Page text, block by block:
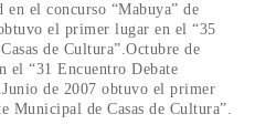
el concurso “Mabuya” de
el primer lugar en el “35
de Cultura”.Octubre de
el “31 Encuentro Debate
de 2007 obtuvo el primer
Municipal de Casas de Cultura”.